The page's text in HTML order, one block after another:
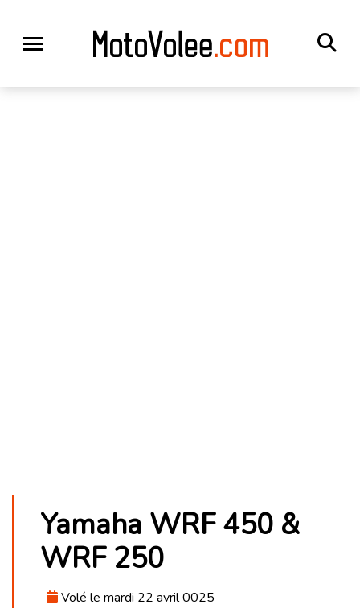
Yamaha WRF 450 &
WRF 250
Volé le mardi 22 avril 0025